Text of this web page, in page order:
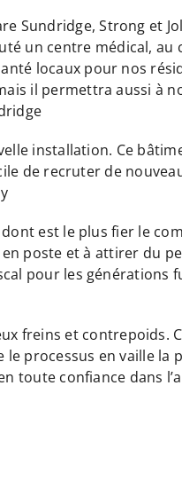
Sundridge, Strong et
un centre médical,
locaux pour nos
il permettra aussi à
installation. Ce
de recruter de
est le plus fier le
poste et à attirer du
pour les générations
freins et contrepoids.
processus en vaille la
toute confiance dans